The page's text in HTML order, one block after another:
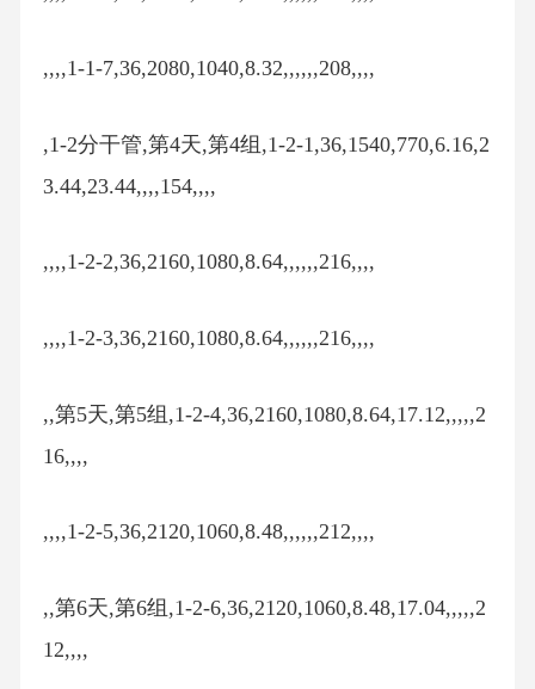
,,,,1-1-7,36,2080,1040,8.32,,,,,,208,,,,
,1-2分干管,第4天,第4组,1-2-1,36,1540,770,6.16,2
3.44,23.44,,,,154,,,,
,,,,1-2-2,36,2160,1080,8.64,,,,,,216,,,,
,,,,1-2-3,36,2160,1080,8.64,,,,,,216,,,,
,,第5天,第5组,1-2-4,36,2160,1080,8.64,17.12,,,,,2
16,,,,
,,,,1-2-5,36,2120,1060,8.48,,,,,,212,,,,
,,第6天,第6组,1-2-6,36,2120,1060,8.48,17.04,,,,,2
12,,,,